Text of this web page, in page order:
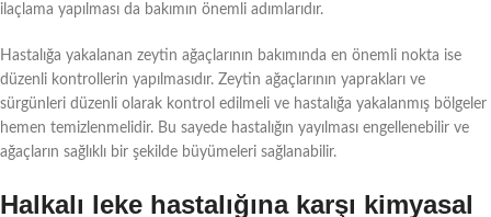
ilaçlama yapılması da bakımın önemli adımlarıdır.
Hastalığa yakalanan zeytin ağaçlarının bakımında en önemli nokta ise
düzenli kontrollerin yapılmasıdır. Zeytin ağaçlarının yaprakları ve
sürgünleri düzenli olarak kontrol edilmeli ve hastalığa yakalanmış bölgeler
hemen temizlenmelidir. Bu sayede hastalığın yayılması engellenebilir ve
ağaçların sağlıklı bir şekilde büyümeleri sağlanabilir.
Halkalı leke hastalığına karşı kimyasal